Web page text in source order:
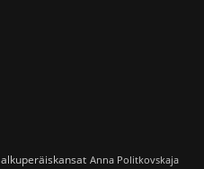
alkuperäiskansat Anna Politkovskaja